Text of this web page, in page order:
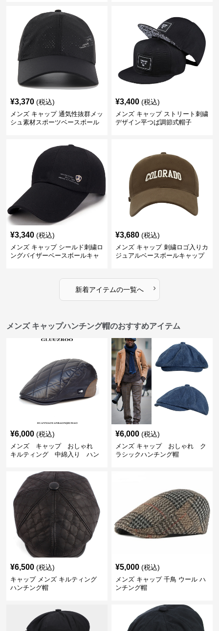
¥3,370 (税込)
メンズ キャップ 通気性抜群メッ
シュ素材スポーツベースボール
¥3,400 (税込)
メンズ キャップ ストリート刺繍
デザイン平つば調節式帽子
¥3,340 (税込)
メンズ キャップ シールド刺繍ロ
ングバイザーベースボールキャ
¥3,680 (税込)
メンズ キャップ 刺繍ロゴ入りカ
ジュアルベースボールキャップ
新着アイテムの一覧へ ›
メンズ キャップハンチング帽のおすすめアイテム
¥6,000 (税込)
メンズ キャップ おしゃれ
キルティング 中綿入り ハン
¥6,000 (税込)
メンズ キャップ おしゃれ ク
ラシックハンチング帽
¥6,500 (税込)
キャップ メンズ キルティング
ハンチング帽
¥5,000 (税込)
メンズ キャップ 千鳥 ウール ハ
ンチング帽